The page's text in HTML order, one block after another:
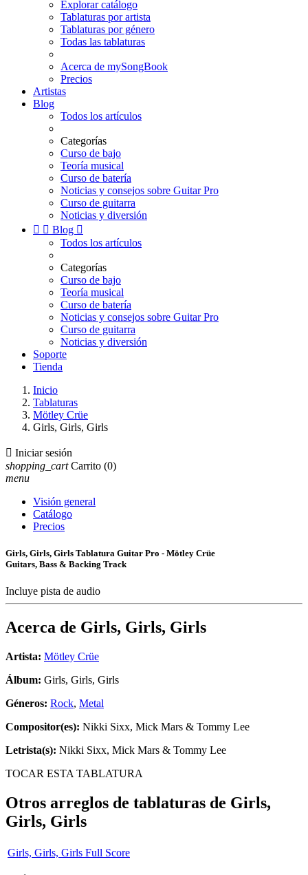
Explorar catálogo
Tablaturas por artista
Tablaturas por género
Todas las tablaturas
Acerca de mySongBook
Precios
Artistas
Blog
Todos los artículos
Categorías
Curso de bajo
Teoría musical
Curso de batería
Noticias y consejos sobre Guitar Pro
Curso de guitarra
Noticias y diversión
  Blog 
Todos los artículos
Categorías
Curso de bajo
Teoría musical
Curso de batería
Noticias y consejos sobre Guitar Pro
Curso de guitarra
Noticias y diversión
Soporte
Tienda
Inicio
Tablaturas
Mötley Crüe
Girls, Girls, Girls
 Iniciar sesión
shopping_cart Carrito (0)
menu
Visión general
Catálogo
Precios
Girls, Girls, Girls Tablatura Guitar Pro - Mötley Crüe
Guitars, Bass & Backing Track
Incluye pista de audio
Acerca de Girls, Girls, Girls
Artista: Mötley Crüe
Álbum: Girls, Girls, Girls
Géneros: Rock, Metal
Compositor(es): Nikki Sixx, Mick Mars & Tommy Lee
Letrista(s): Nikki Sixx, Mick Mars & Tommy Lee
TOCAR ESTA TABLATURA
Otros arreglos de tablaturas de Girls,
Girls, Girls
Girls, Girls, Girls Full Score